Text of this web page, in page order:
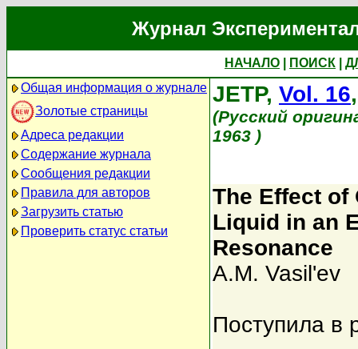
Журнал
НАЧАЛО ПОИСК
Общая информация о журнале
Золотые страницы
Адреса редакции
Содержание журнала
Сообщения редакции
Правила для авторов
Загрузить статью
Проверить статус статьи
JETP, Vol. 16
(Русский
1963 )
The Effect of
Liquid in an
Resonance
A.M. Vasil'ev
Поступила в